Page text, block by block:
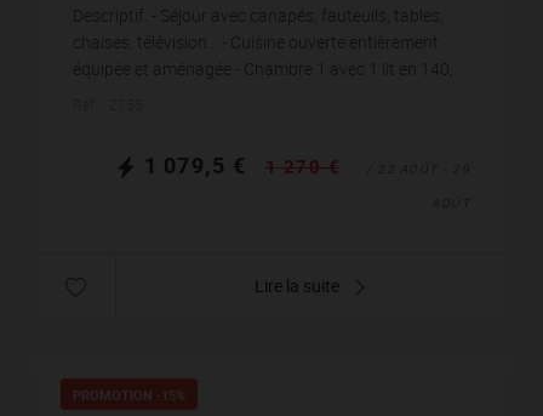
Descriptif: - Séjour avec canapés, fauteuils, tables,
chaises, télévision... - Cuisine ouverte entièrement
équipée et aménagée - Chambre 1 avec 1 lit en 140,
1 079,5 € 1 270 €
Lire la suite
PROMOTION -15%